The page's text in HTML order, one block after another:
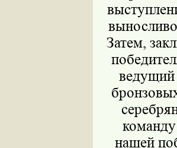
Затем,
ведущий
нашей